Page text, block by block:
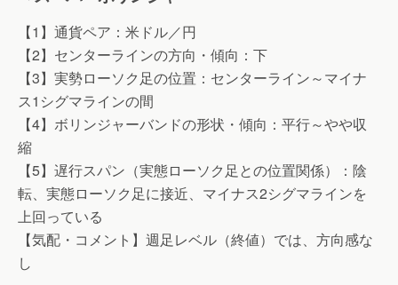
【1】通貨ペア：米ドル／円
【2】センターラインの方向・傾向：下
【3】実勢ローソク足の位置：センターライン～マイナ
ス1シグマラインの間
【4】ボリンジャーバンドの形状・傾向：平行～やや収
縮
【5】遅行スパン（実態ローソク足との位置関係）：陰
転、実態ローソク足に接近、マイナス2シグマラインを
上回っている
【気配・コメント】週足レベル（終値）では、方向感な
し